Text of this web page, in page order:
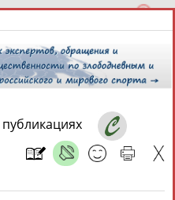
2026 года,10:41
публикациях